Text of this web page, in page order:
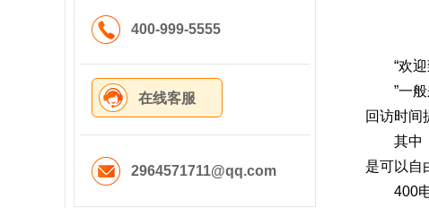
400-999-5555
在线客服
2964571711@qq.com
“欢
”一
回访时间
其中
是可以自
400